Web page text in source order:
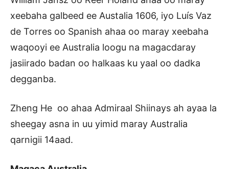
xeebaha galbeed ee Austalia 1606, iyo Luís Vaz
de Torres oo Spanish ahaa oo maray xeebaha
waqooyi ee Australia loogu na magacdaray
jasiirado badan oo halkaas ku yaal oo dadka
degganba.
Zheng He oo ahaa Admiraal Shiinays ah ayaa la
sheegay asna in uu yimid maray Australia
qarnigii 14aad.